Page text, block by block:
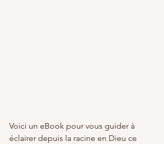
Voici un eBook pour vous guider à
éclairer depuis la racine en Dieu ce